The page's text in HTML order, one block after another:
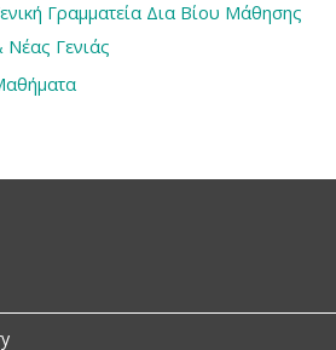
Γραμματεία Δια Βίου Μάθησης
Νέας Γενιάς